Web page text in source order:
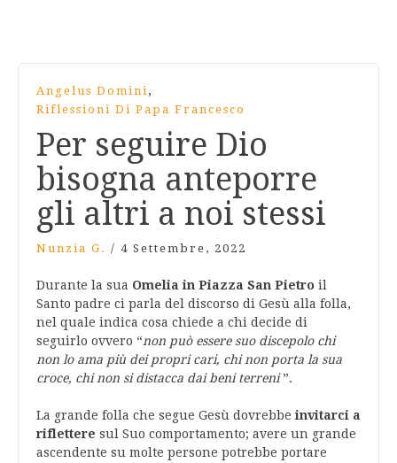
Angelus Domini,
Riflessioni Di Papa Francesco
Per seguire Dio
bisogna anteporre
gli altri a noi stessi
Nunzia G. / 4 Settembre, 2022
Durante la sua Omelia in Piazza San Pietro il
Santo padre ci parla del discorso di Gesù alla folla,
nel quale indica cosa chiede a chi decide di
seguirlo ovvero “non può essere suo discepolo chi
non lo ama più dei propri cari, chi non porta la sua
croce, chi non si distacca dai beni terreni”.
La grande folla che segue Gesù dovrebbeinvitarci a
riflettere sul Suo comportamento; avere un grande
ascendente su molte persone potrebbe portare